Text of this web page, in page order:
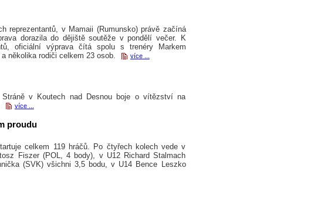
reprezentantů, v Mamaii (Rumunsko) právě začíná
dorazila do dějiště soutěže v pondělí večer. K
oficiální výprava čítá spolu s trenéry Markem
několika rodiči celkem 23 osob.
více ...
v Koutech nad Desnou boje o vítězství na
více ...
proudu
celkem 119 hráčů. Po čtyřech kolech vede v
Fiszer (POL, 4 body), v U12 Richard Stalmach
(SVK) všichni 3,5 bodu, v U14 Bence Leszko